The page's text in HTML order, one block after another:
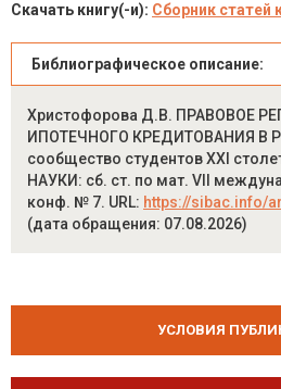
Скачать книгу(-и): Сборник статей
Библиографическое описание:
Христофорова Д.В. ПРАВОВОЕ
ИПОТЕЧНОГО КРЕДИТОВАНИЯ В
сообщество студентов XXI
НАУКИ: сб. ст. по мат. VII
конф. № 7. URL: https://sibac.info/
(дата обращения: 07.08.2026)
УСЛОВИЯ